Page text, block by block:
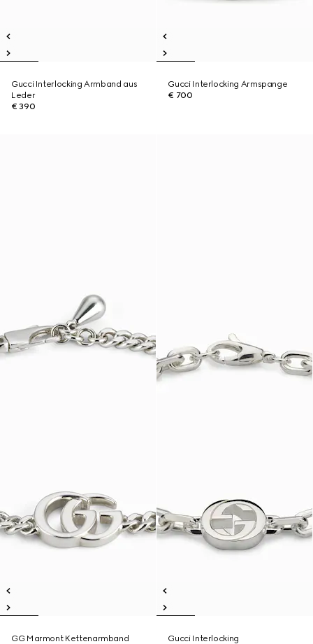
Gucci Interlocking Armband aus
Leder
€ 390
Gucci Interlocking Armspange
€ 700
GG Marmont Kettenarmband
Gucci Interlocking